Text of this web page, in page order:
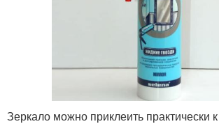
Зеркало можно приклеить практически